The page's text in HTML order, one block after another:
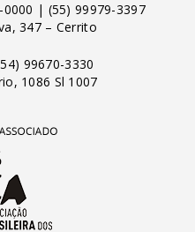
| (55) 99979-3397
347 – Cerrito
99670-3330
1086 Sl 1007